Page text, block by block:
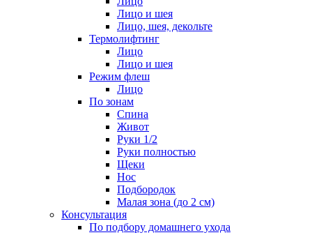
Лицо и шея
Лицо, шея, декольте
Термолифтинг
Лицо
Лицо и шея
Режим флеш
Лицо
По зонам
Спина
Живот
Руки 1/2
Руки полностью
Щеки
Нос
Подбородок
Малая зона (до 2 см)
Консультация
По подбору домашнего ухода